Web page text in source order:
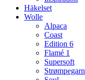
Häkelset
Wolle
Alpaca
Coast
Edition 6
Flamé 1
Supersoft
Strømpegarn